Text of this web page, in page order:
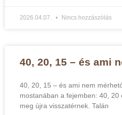
2026.04.07. Nincs hozzászólás
40, 20, 15 – és ami
40, 20, 15 – és ami nem
mostanában a fejemben: 40, 20
meg újra visszatérnek. Talán